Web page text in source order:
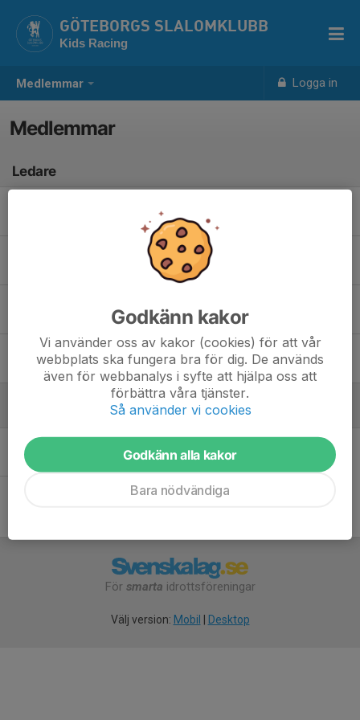
Medlemmar Logga in
GÖTEBORGS SLALOMKLUBB
Kids Racing
Medlemmar
Ledare
Noel Sjöström
Ungdomstränare
Det finns inga utövare
För smarta idrottsföreningar
Välj version: Mobil Desktop
Godkänn kakor
Vi använder oss av kakor (cookies) för att vår
webbplats ska fungera bra för dig. De används
även för webbanalys i syfte att hjälpa oss att
förbättra våra tjänster.
Så använder vi cookies
Godkänn alla kakor
Bara nödvändiga